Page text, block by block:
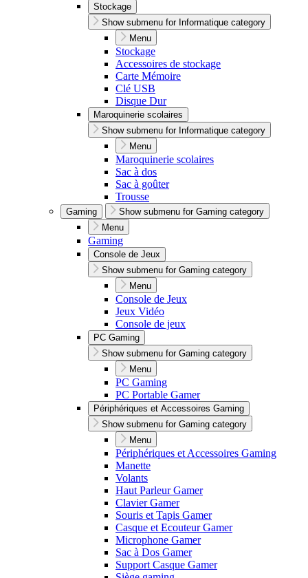
Stockage
Show submenu for Informatique category
Menu
Stockage
Accessoires de stockage
Carte Mémoire
Clé USB
Disque Dur
Maroquinerie scolaires
Show submenu for Informatique category
Menu
Maroquinerie scolaires
Sac à dos
Sac à goûter
Trousse
Gaming
Show submenu for Gaming category
Menu
Gaming
Console de Jeux
Show submenu for Gaming category
Menu
Console de Jeux
Jeux Vidéo
Console de jeux
PC Gaming
Show submenu for Gaming category
Menu
PC Gaming
PC Portable Gamer
Périphériques et Accessoires Gaming
Show submenu for Gaming category
Menu
Périphériques et Accessoires Gaming
Manette
Volants
Haut Parleur Gamer
Clavier Gamer
Souris et Tapis Gamer
Casque et Ecouteur Gamer
Microphone Gamer
Sac à Dos Gamer
Support Casque Gamer